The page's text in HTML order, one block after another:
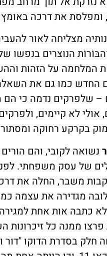
ומפלסת את דרכה באומץ
מצליחה לאור
הנוצרים בנפשו
המלחמה על הזהות
החדש כמו גם את
– שלפרקים נדמה כי הם
אולי לא קיימים,
בקרקע רחוקה
נשואה לקובי, והם
של עסק משפחתי.
משבר, החלה את
מגדירה את עצמה
כתבה אות אחת
ממנה כל זיכרונות
חלק בסדרת הדוקו "דור